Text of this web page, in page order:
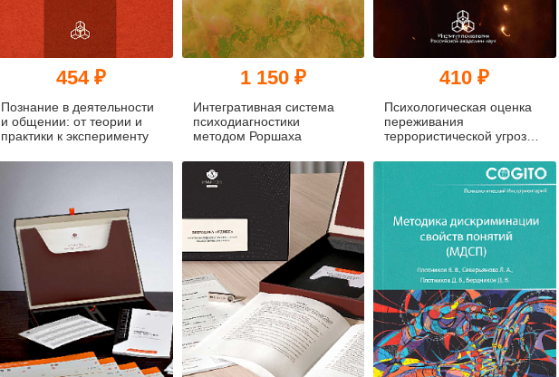
454 ₽
Познание в деятельности
и общении: от теории и
практики к эксперименту
1 150 ₽
Интегративная система
психодиагностики
методом Роршаха
410 ₽
Психологическая оценка
переживания
террористической угрозы.